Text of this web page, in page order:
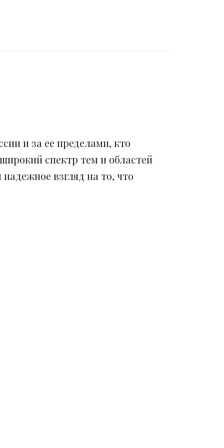
и за ее пределами, кто
спектр тем и областей
взгляд на то, что